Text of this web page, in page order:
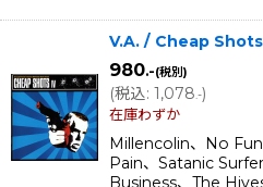
V.A. / Cheap
980.-(税別)
(税込: 1,078.-)
在庫わずか
Millencolin、No
Pain、Satanic
Business、The